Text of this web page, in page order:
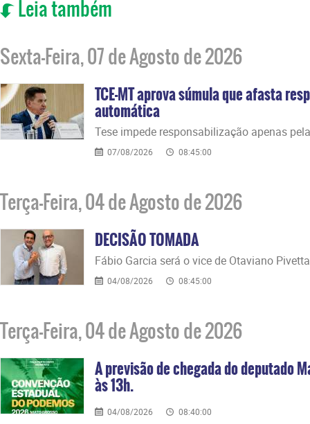
Leia também
Sexta-Feira, 07 de Agosto de 2026
TCE-MT aprova súmula que afasta
automática
​Tese impede responsabilização apenas
07/08/2026 08:45:00
Terça-Feira, 04 de Agosto de 2026
DECISÃO TOMADA
Fábio Garcia será o vice de Otaviano Pivetta
04/08/2026 08:45:00
Terça-Feira, 04 de Agosto de 2026
A previsão de chegada do deputado
às 13h.
04/08/2026 08:40:00